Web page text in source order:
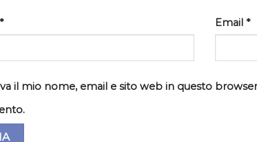
* Email *
il mio nome, email e sito web in questo